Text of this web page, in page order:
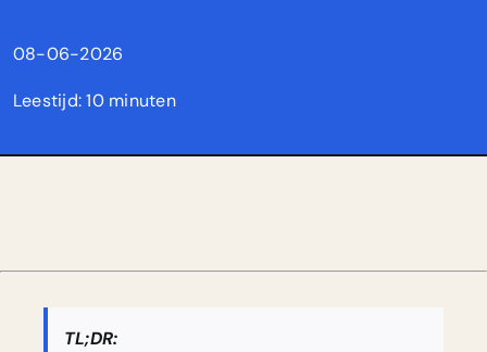
08-06-2026
Leestijd: 10 minuten
TL;DR: